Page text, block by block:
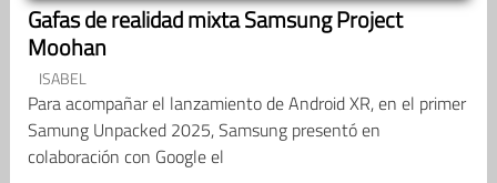
Gafas de realidad mixta Samsung Project
Moohan
ISABEL
Para acompañar el lanzamiento de Android XR, en el primer
Samung Unpacked 2025, Samsung presentó en
colaboración con Google el